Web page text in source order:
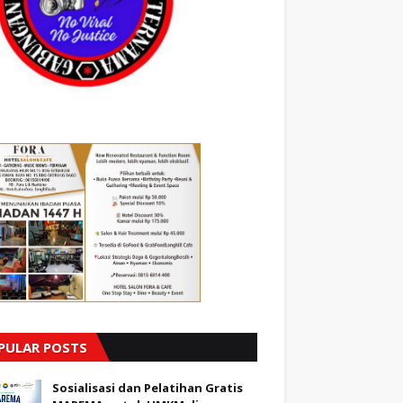
POSTS
Sosialisasi dan Pelatihan Gratis